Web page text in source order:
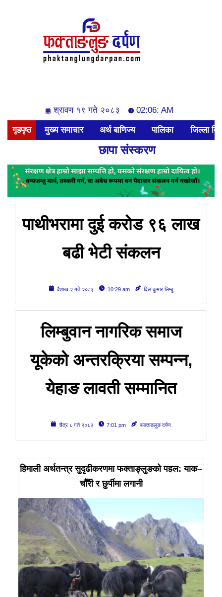
छापा संस्करण
श्रावण १९ गते २०८३ 02:06: AM
गृहपृष्ठ मुख्य समाचार अर्थ बाणिज्य पालिका जिल्ला
पाथीभरामा दुई करोड ९६ लाख
बढी भेटी संकलन
वैशाख २ गते २०८३ 10:29 am दिल कुमार लिम्बु
लिम्बुवान नागरिक समाज
यूकेको अन्तरक्रिया सम्पन्न,
येहाङ लावती सम्मानित
चैत्र ८ गते २०८२ 7:01 pm फक्ताङलुङ दर्पण
हिमाली अर्थतन्त्र सुदृढीकरणमा फक्ताङ्लुङको पहल: याक–
चौँरी र छुर्पीमा लगानी